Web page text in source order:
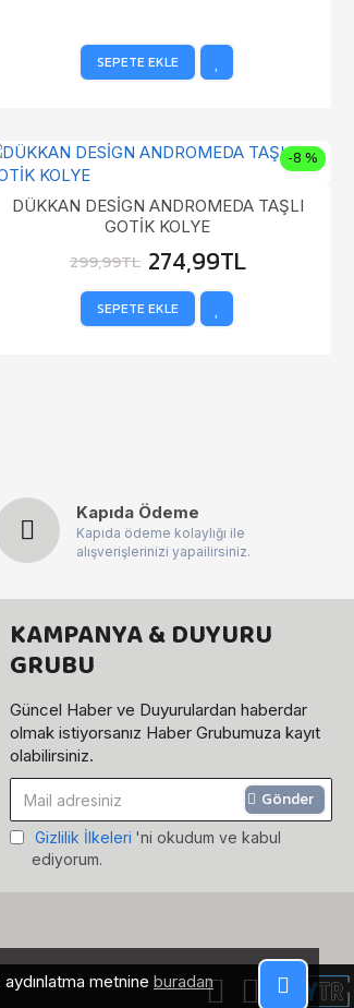
SEPETE EKLE
-8 %
DÜKKAN DESİGN ANDROMEDA TAŞLI
GOTİK KOLYE
274,99TL
299,99TL
SEPETE EKLE
Kapıda Ödeme
Kapıda ödeme kolaylığı ile
alışverişlerinizi yapailirsiniz.
KAMPANYA & DUYURU
GRUBU
Güncel Haber ve Duyurulardan haberdar
olmak istiyorsanız Haber Grubumuza kayıt
olabilirsiniz.
Gönder
Gizlilik İlkeleri 'ni okudum ve kabul
ediyorum.
metnine buradan